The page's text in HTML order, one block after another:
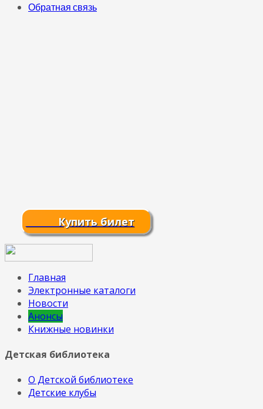
Обратная связь
Купить билет
Главная
Электронные каталоги
Новости
Анонсы
Книжные новинки
Детская библиотека
О Детской библиотеке
Детские клубы